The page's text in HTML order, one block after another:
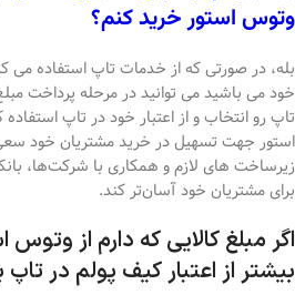
وتوس استور خرید کنم؟
بله، در صورتی که از خدمات تاپ استفاده می
خود می باشید می توانید در مرحله پرداخت
تاپ رو انتخاب و از اعتبار خود در تاپ
استور جهت تسهیل در خرید مشتریان خود سعی
زیرساخت های لازم و همکاری با شرکت‌ها،
برای مشتریان خود آسان‌تر کند.
اگر مبلغ کالایی که دارم از
بیشتر از اعتبار کیف پولم در